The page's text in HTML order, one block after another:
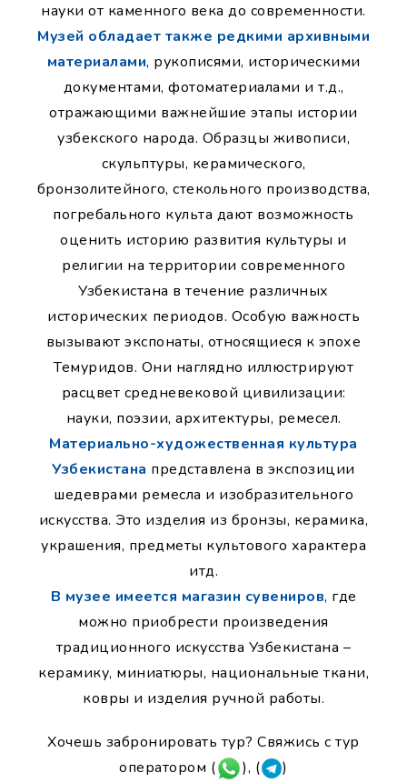
науки от каменного века до современности.
Музей обладает также редкими архивными
материалами, рукописями, историческими
документами, фотоматериалами и т.д.,
отражающими важнейшие этапы истории
узбекского народа. Образцы живописи,
скульптуры, керамического,
бронзолитейного, стекольного производства,
погребального культа дают возможность
оценить историю развития культуры и
религии на территории современного
Узбекистана в течение различных
исторических периодов. Особую важность
вызывают экспонаты, относящиеся к эпохе
Темуридов. Они наглядно иллюстрируют
расцвет средневековой цивилизации:
науки, поэзии, архитектуры, ремесел.
Материально-художественная культура
Узбекистана представлена в экспозиции
шедеврами ремесла и изобразительного
искусства. Это изделия из бронзы, керамика,
украшения, предметы культового характера
итд.
В музее имеется магазин сувениров, где
можно приобрести произведения
традиционного искусства Узбекистана –
керамику, миниатюры, национальные ткани,
ковры и изделия ручной работы.
Хочешь забронировать тур? Свяжись с тур
оператором (
), ( )